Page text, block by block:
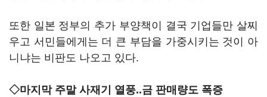
또한 일본 정부의 추가 부양책이 결국 기업들만 살찌
우고 서민들에게는 더 큰 부담을 가중시키는 것이 아
니냐는 비판도 나오고 있다.
◇마지막 주말 사재기 열풍..금 판매량도 폭증